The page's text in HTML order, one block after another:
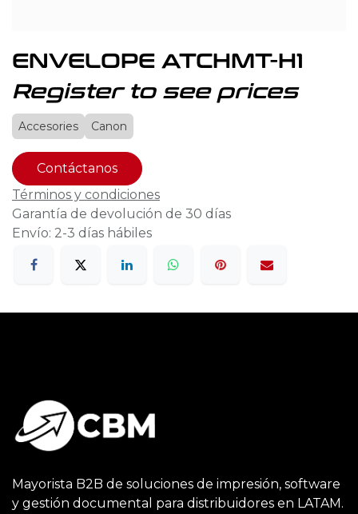
ENVELOPE ATCHMT-H1
Register to see prices
Accesories Canon
Contáctanos
Términos y condiciones
Garantía de devolución de 30 días
Envío: 2-3 días hábiles
Mayorista B2B de soluciones de impresión, software
y gestión documental para distribuidores en LATAM.